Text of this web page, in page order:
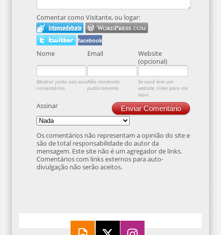
Comentar como Visitante, ou logar:
facebook
Nome Email
Website
(opcional)
Mostrar junto aos seus
comentários.
Não mostrado
publicamente.
Se você tem um
website, linke para ele
aqui.
Enviar Comentário
Assinar
Os comentários não representam a opinião do site e
são de total responsabilidade do autor da
mensagem. Este site não é um agregador de links.
Comentários com links externos para auto-
divulgação não serão aceitos.